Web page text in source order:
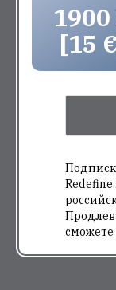
[15
сможете